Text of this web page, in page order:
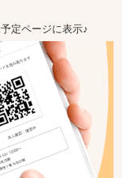
定ページに表示♪